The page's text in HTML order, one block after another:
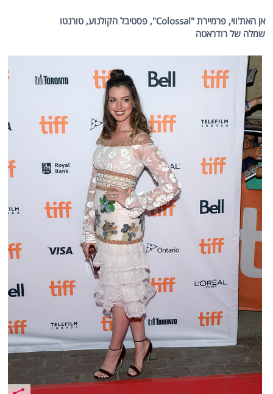
אן האת'ווי, פרמיירת "Colossal", פסטיבל הקולנוע, טורנטו
שמלה של רודראטה